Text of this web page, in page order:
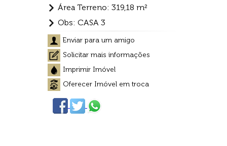
Área Terreno: 319,18 m²
Obs: CASA 3
Enviar para um amigo
Solicitar mais informações
Imprimir Imóvel
Oferecer Imóvel em troca